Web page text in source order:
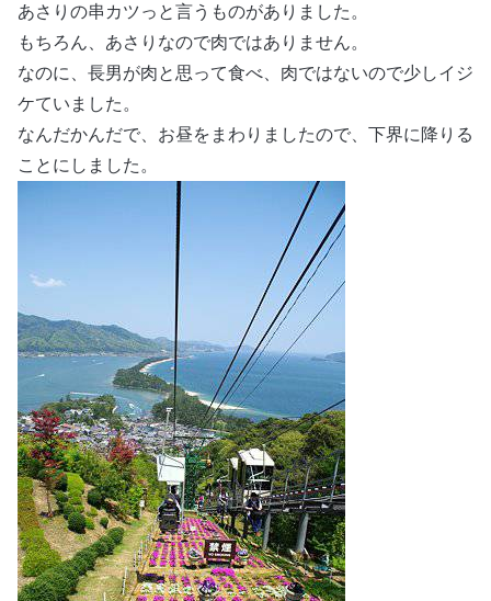
あさりの串カツっと言うものがありました。
もちろん、あさりなので肉ではありません。
なのに、長男が肉と思って食べ、肉ではないので少しイジ
ケていました。
なんだかんだで、お昼をまわりましたので、下界に降りる
ことにしました。